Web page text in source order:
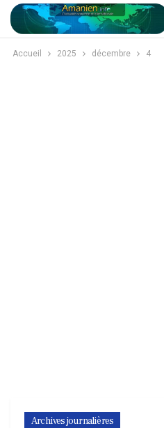
Accueil 2025 décembre 4
Archives journalières